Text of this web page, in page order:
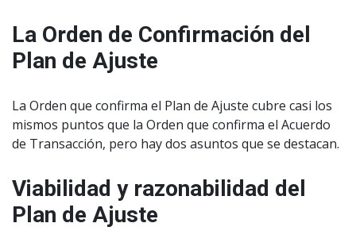
La Orden de Confirmación del
Plan de Ajuste
La Orden que confirma el Plan de Ajuste cubre casi los
mismos puntos que la Orden que confirma el Acuerdo
de Transacción, pero hay dos asuntos que se destacan.
Viabilidad y razonabilidad del
Plan de Ajuste